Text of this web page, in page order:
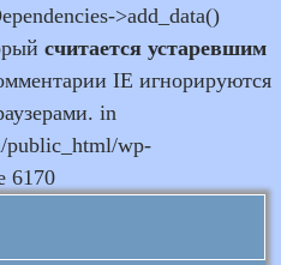
>add_data()
считается устаревшим
IE игнорируются
in
public_html/wp-
6170